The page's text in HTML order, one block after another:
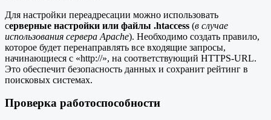
Для настройки переадресации можно использовать
серверные настройки или файлы .htaccess (в случае
использования сервера Apache). Необходимо создать правило,
которое будет перенаправлять все входящие запросы,
начинающиеся с «http://», на соответствующий HTTPS-URL.
Это обеспечит безопасность данных и сохранит рейтинг в
поисковых системах.
Проверка работоспособности